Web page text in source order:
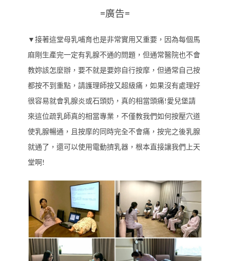
=廣告=
▼接著這堂母乳哺育也是非常實用又重要，因為每個馬
麻剛生產完一定有乳腺不通的問題，但通常醫院也不會
教妳該怎麼辦，要不就是要妳自行按摩，但通常自己按
都按不到重點，請護理師按又超級痛，如果沒有處理好
很容易就會乳腺炎或石頭奶，真的相當頭痛!愛兒堡請
來這位疏乳師真的相當專業，不僅教我們如何按壓穴道
使乳腺暢通，且按摩的同時完全不會痛，按完之後乳腺
就通了，還可以使用電動擠乳器，根本直接讓我們上天
堂啊!